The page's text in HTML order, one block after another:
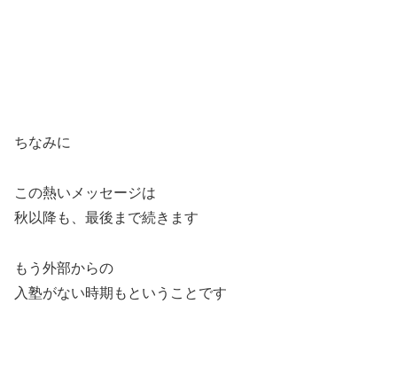
ちなみに
この熱いメッセージは
秋以降も、最後まで続きます
もう外部からの
入塾がない時期もということです